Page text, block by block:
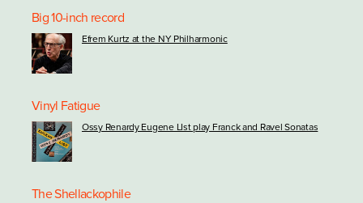
Big 10-inch record
Efrem Kurtz at the NY Philharmonic
Vinyl Fatigue
Ossy Renardy Eugene LIst play Franck and Ravel Sonatas
The Shellackophile